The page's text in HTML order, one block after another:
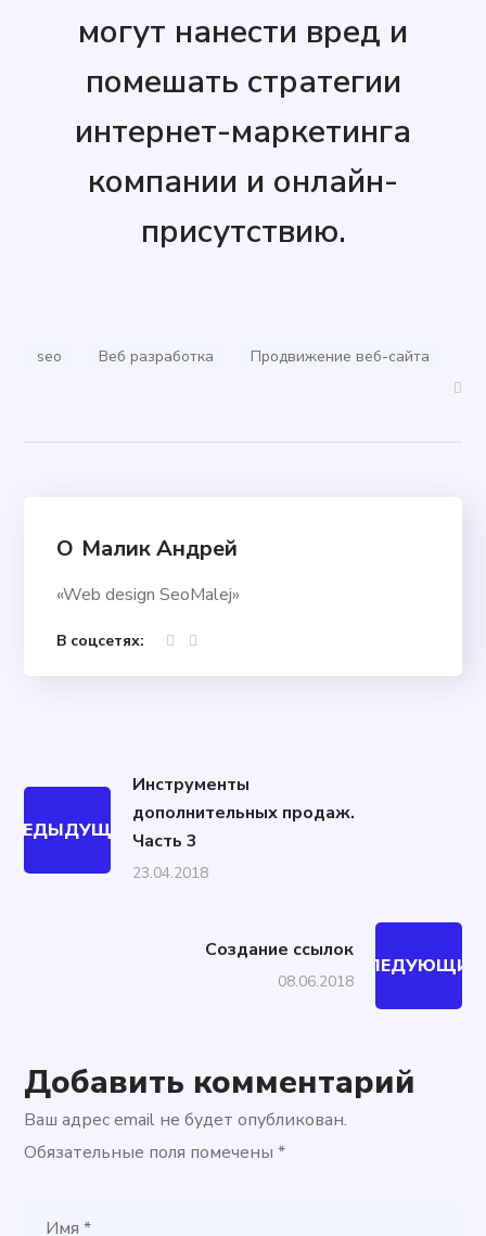
могут нанести вред и
помешать стратегии
интернет-маркетинга
компании и онлайн-
присутствию.
seo Веб разработка Продвижение веб-сайта
О Малик Андрей
«Web design SeoMalej»
В соцсетях:
Инструменты
дополнительных продаж.
Часть 3
23.04.2018
Создание ссылок
08.06.2018
СЛЕДУЮЩИЙ
Добавить комментарий
Ваш адрес email не будет опубликован.
Обязательные поля помечены*